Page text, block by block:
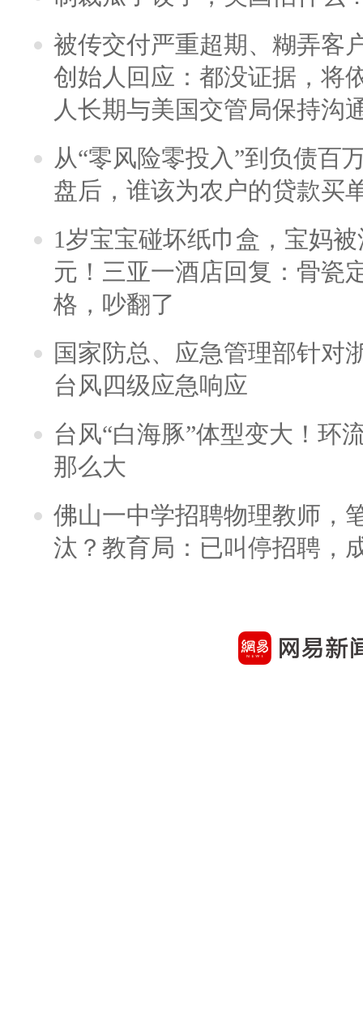
被传交付严重超期、糊弄客
创始人回应：都没证据，将
人长期与美国交管局保持沟
从“零风险零投入”到负债百
盘后，谁该为农户的贷款买
1岁宝宝碰坏纸巾盒，宝妈
元！三亚一酒店回复：骨瓷
格，吵翻了
国家防总、应急管理部针对
台风四级应急响应
台风“白海豚”体型变大！环
那么大
佛山一中学招聘物理教师，
汰？教育局：已叫停招聘，